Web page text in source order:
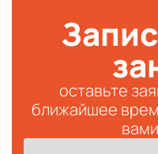
оставьте
ближайшее